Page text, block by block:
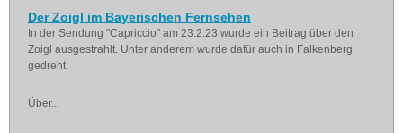
Der Zoigl im Bayerischen Fernsehen
In der Sendung "Capriccio" am 23.2.23 wurde ein Beitrag über den
Zoigl ausgestrahlt. Unter anderem wurde dafür auch in Falkenberg
gedreht.
Über...